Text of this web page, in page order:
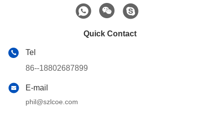
Quick Contact
Tel
86--18802687899
E-mail
phil@szlcoe.com